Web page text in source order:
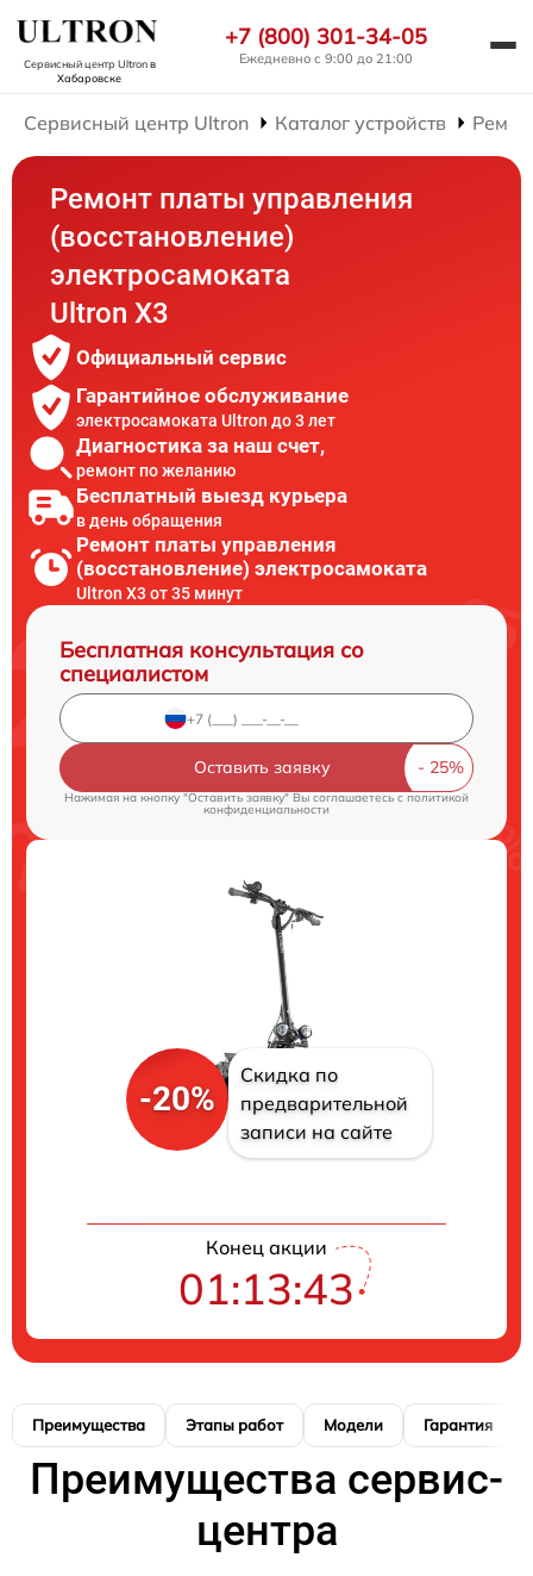
Сервисный центр Ultronв
Хабаровске
+7 (800) 301-34-05
Ежедневно с 9:00 до 21:00
Сервисный центр Ultron Каталог устройств
Ремонт платы управления
(восстановление)
электросамоката
Ultron X3
Официальный сервис
Гарантийное обслуживание
электросамоката Ultron до 3 лет
Диагностика за наш счет,
ремонт по желанию
Бесплатный выезд курьера
в день обращения
Ремонт платы управления
(восстановление) электросамоката
Ultron X3 от 35 минут
Бесплатная консультация со
специалистом
Оставить заявку
Нажимая на кнопку "Оставить заявку" Вы соглашаетесь c политикой
конфиденциальности
-20%
Скидка по
предварительной
записи на сайте
Конец акции
01:13:42
Преимущества Этапы работ Модели Гарантия
Преимущества сервис-
центра